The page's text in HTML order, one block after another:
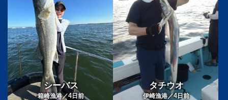
シーバス
箱崎漁港／4日前
タチウオ
伊崎漁港／4日前